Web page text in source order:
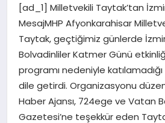
DÜNYA
MAGAZIN
[ad_1] Milletvekili Taytak’tan
MesajMHP Afyonkarahisar
Taytak, geçtiğimiz günlerde
Bolvadinliler Katmer Günü
programı nedeniyle
dile getirdi. Organizasyonu
Haber Ajansı, 724ege ve Vatan
Gazetesi’ne teşekkür eden